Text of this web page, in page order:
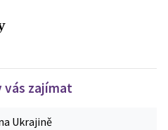
vás zajímat
Ukrajině